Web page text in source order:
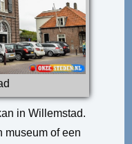
in Willemstad.
museum of een